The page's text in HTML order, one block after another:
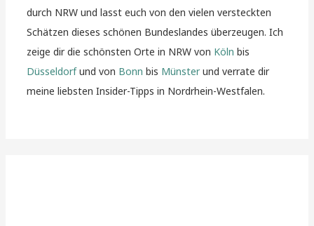
durch NRW und lasst euch von den vielen versteckten
Schätzen dieses schönen Bundeslandes überzeugen. Ich
zeige dir die schönsten Orte in NRW von Köln bis
Düsseldorfund von Bonn bis Münsterund verrate dir
meine liebsten Insider-Tipps in Nordrhein-Westfalen.